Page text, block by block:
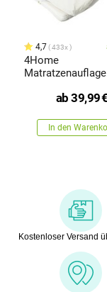
4,7 433x
4Home
Matratzenauflage
ab 39,99€
In den
Kostenloser Versand